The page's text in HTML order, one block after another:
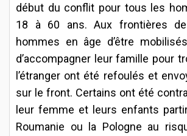
début du conflit pour tous les
18 à 60 ans. Aux frontières de
hommes en âge d’être
d’accompagner leur famille pour
l’étranger ont été refoulés et
sur le front. Certains ont été
leur femme et leurs enfants
Roumanie ou la Pologne au